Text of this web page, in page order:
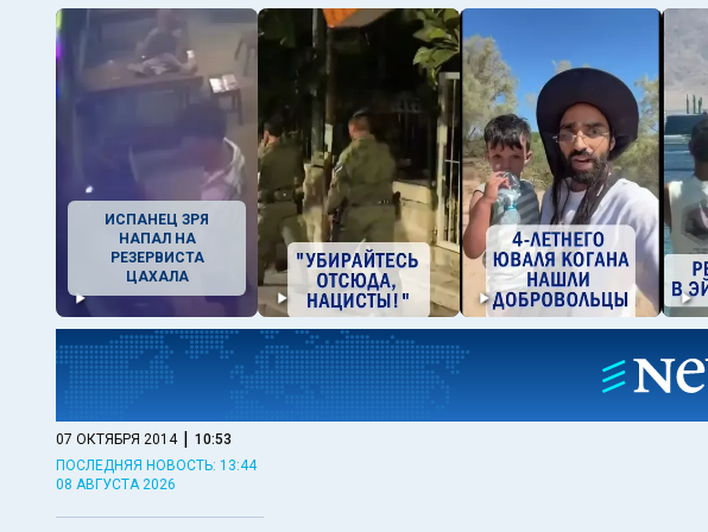
ИСПАНЕЦ ЗРЯ
НАПАЛ НА
РЕЗЕРВИСТА
ЦАХАЛА
07 ОКТЯБРЯ 2014 | 10:53
ПОСЛЕДНЯЯ НОВОСТЬ: 13:44
08 АВГУСТА 2026